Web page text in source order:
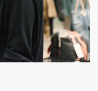
る、
ショップ。